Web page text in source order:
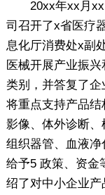
20xx年xx月xx
司召开了x省医疗
息化厅消费处x副
医械开展产业振
类别，并答复了
将重点支持产品
影像、体外诊断
组织器管、血液
给予5 政策、资金
绍了对中小企业